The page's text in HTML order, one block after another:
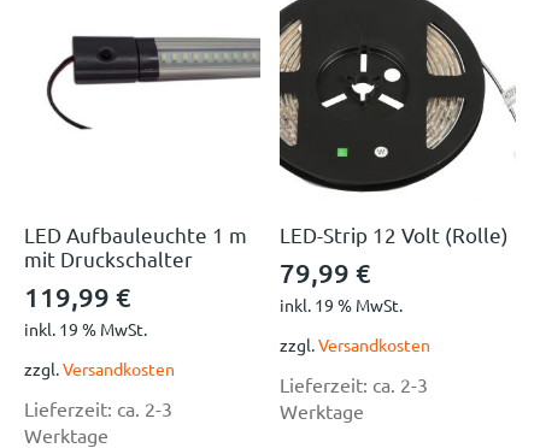
LED Aufbauleuchte 1 m
mit Druckschalter
119,99 €
inkl. 19 % MwSt.
zzgl.Versandkosten
Lieferzeit: ca. 2-3
Werktage
LED-Strip 12 Volt (Rolle)
79,99€
inkl. 19 % MwSt.
zzgl.Versandkosten
Lieferzeit: ca. 2-3
Werktage